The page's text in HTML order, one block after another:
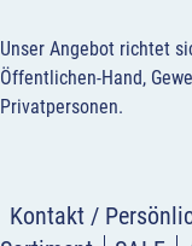
Unser Angebot richtet
Öffentlichen-Hand,
Privatpersonen.
Kontakt /